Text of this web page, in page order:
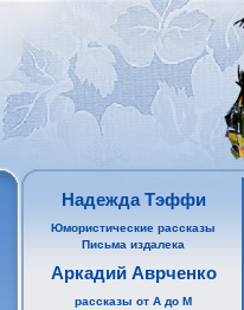
Надежда Тэффи
Юмористические рассказы
Письма издалека
Аркадий Аврченко
рассказы от А до М